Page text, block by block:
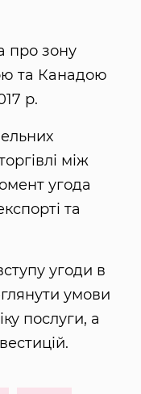
про зону
та Канадою
р.
між
угода
та
угоди в
умови
послуги, а